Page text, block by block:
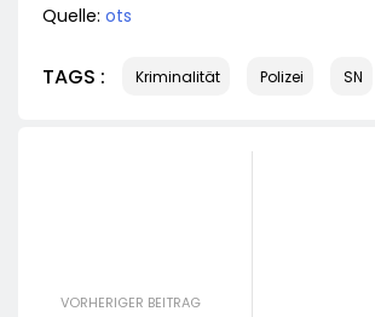
Quelle: ots
TAGS : Kriminalität Polizei SN
VORHERIGER BEITRAG